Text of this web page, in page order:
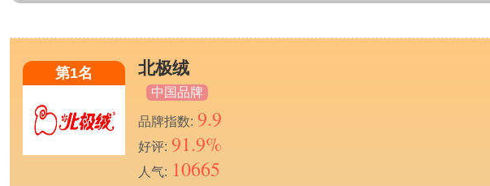
第1名 北极绒
中国品牌
品牌指数: 9.9
好评: 91.9%
人气: 10665